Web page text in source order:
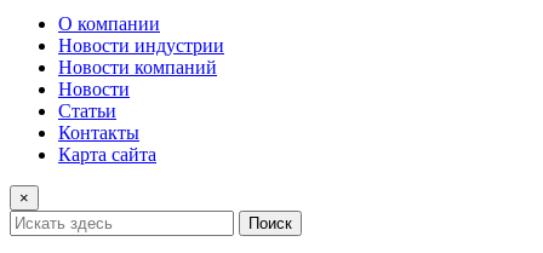
О компании
Новости индустрии
Новости компаний
Новости
Статьи
Контакты
Карта сайта
×
Поиск